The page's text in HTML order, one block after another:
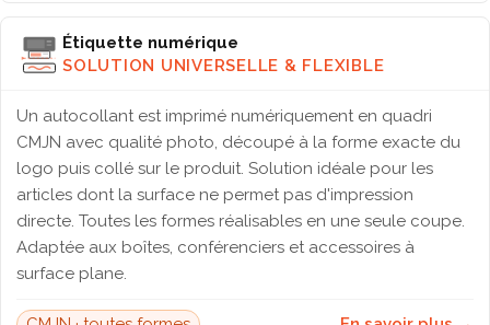
Étiquette numérique
SOLUTION UNIVERSELLE & FLEXIBLE
Un autocollant est imprimé numériquement en quadri
CMJN avec qualité photo, découpé à la forme exacte du
logo puis collé sur le produit. Solution idéale pour les
articles dont la surface ne permet pas d'impression
directe. Toutes les formes réalisables en une seule coupe.
Adaptée aux boîtes, conférenciers et accessoires à
surface plane.